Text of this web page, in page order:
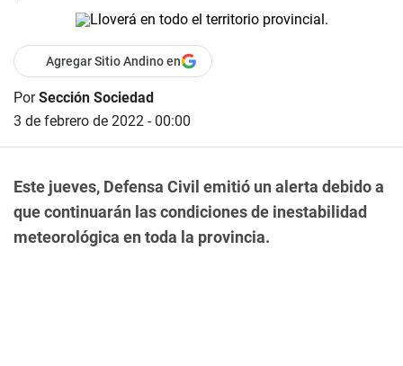
Agregar Sitio Andino en
PorSección Sociedad
3 de febrero de 2022 - 00:00
Este jueves, Defensa Civil emitió un alerta debido a
que continuarán las condiciones de inestabilidad
meteorológica en toda la provincia.